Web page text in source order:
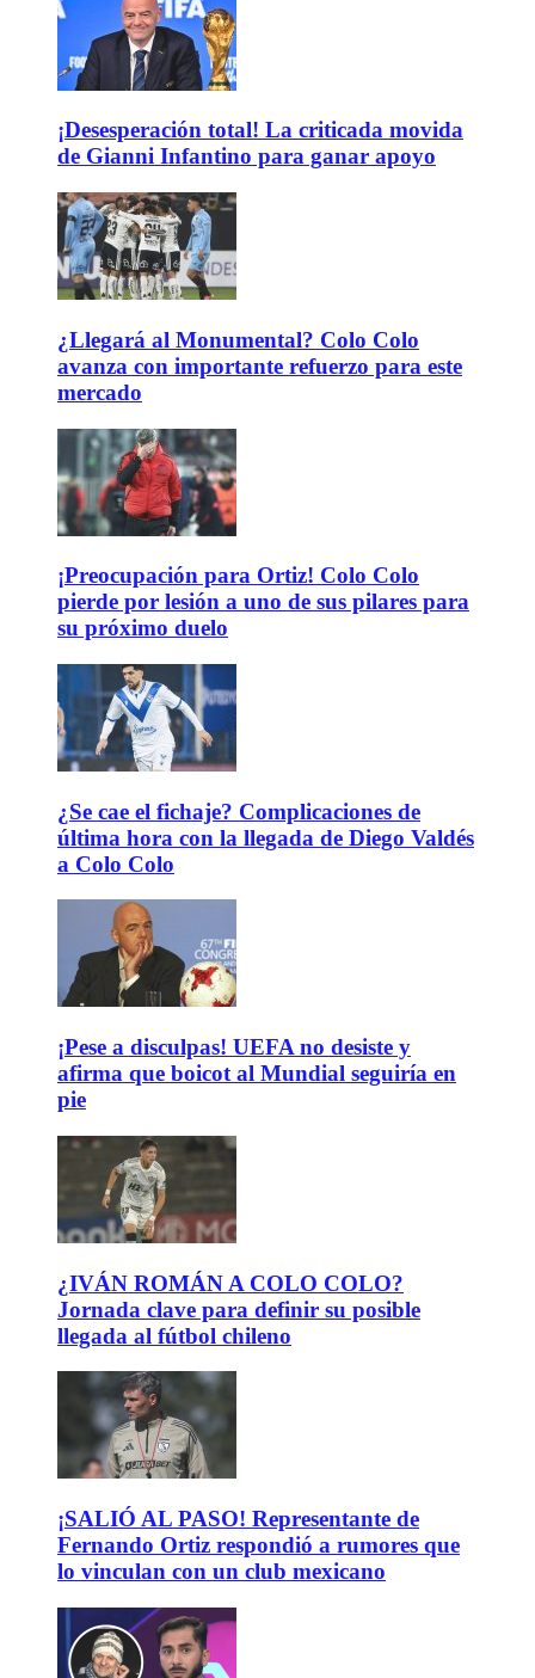
¡Desesperación total! La criticada movida
de Gianni Infantino para ganar apoyo
¿Llegará al Monumental? Colo Colo
avanza con importante refuerzo para este
mercado
¡Preocupación para Ortiz! Colo Colo
pierde por lesión a uno de sus pilares para
su próximo duelo
¿Se cae el fichaje? Complicaciones de
última hora con la llegada de Diego Valdés
a Colo Colo
¡Pese a disculpas! UEFA no desiste y
afirma que boicot al Mundial seguiría en
pie
¿IVÁN ROMÁN A COLO COLO?
Jornada clave para definir su posible
llegada al fútbol chileno
¡SALIÓ AL PASO! Representante de
Fernando Ortiz respondió a rumores que
lo vinculan con un club mexicano